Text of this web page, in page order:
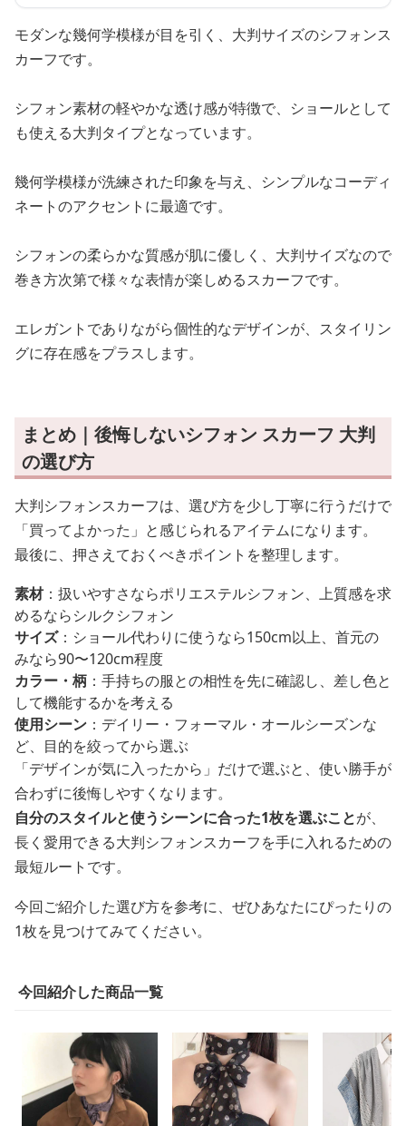
モダンな幾何学模様が目を引く、大判サイズのシフォンス
カーフです。
シフォン素材の軽やかな透け感が特徴で、ショールとして
も使える大判タイプとなっています。
幾何学模様が洗練された印象を与え、シンプルなコーディ
ネートのアクセントに最適です。
シフォンの柔らかな質感が肌に優しく、大判サイズなので
巻き方次第で様々な表情が楽しめるスカーフです。
エレガントでありながら個性的なデザインが、スタイリン
グに存在感をプラスします。
まとめ｜後悔しないシフォン スカーフ 大判
の選び方
大判シフォンスカーフは、選び方を少し丁寧に行うだけで
「買ってよかった」と感じられるアイテムになります。
最後に、押さえておくべきポイントを整理します。
素材：扱いやすさならポリエステルシフォン、上質感を求
めるならシルクシフォン
サイズ：ショール代わりに使うなら150cm以上、首元の
みなら90〜120cm程度
カラー・柄 ：手持ちの服との相性を先に確認し、差し色と
して機能するかを考える
使用シーン ：デイリー・フォーマル・オールシーズンな
ど、目的を絞ってから選ぶ
「デザインが気に入ったから」だけで選ぶと、使い勝手が
合わずに後悔しやすくなります。
自分のスタイルと使うシーンに合った1枚を選ぶことが、
長く愛用できる大判シフォンスカーフを手に入れるための
最短ルートです。
今回ご紹介した選び方を参考に、ぜひあなたにぴったりの
1枚を見つけてみてください。
今回紹介した商品一覧